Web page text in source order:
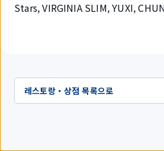
Stars, VIRGINIA SLIM, YUXI,
레스토랑・상점 목록으로